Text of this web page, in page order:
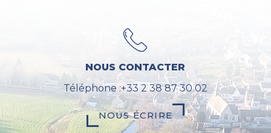
NOUS CONTACTER
Téléphone :+33 2 38 87 30 02
NOUS ÉCRIRE